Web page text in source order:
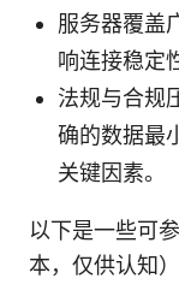
服务器覆盖
响连接稳定
法规与合规
确的数据最
关键因素。
以下是一些可
本，仅供认知）